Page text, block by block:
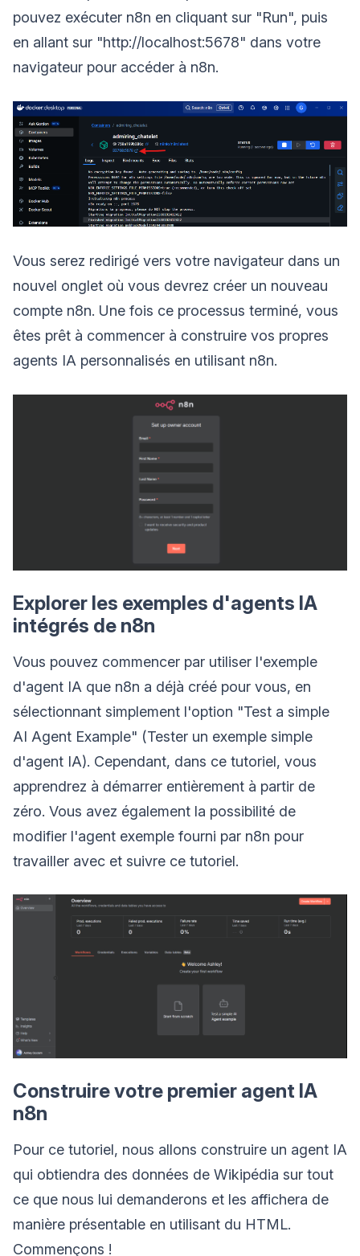
pouvez exécuter n8n en cliquant sur "Run", puis
en allant sur "http://localhost:5678" dans votre
navigateur pour accéder à n8n.
Vous serez redirigé vers votre navigateur dans un
nouvel onglet où vous devrez créer un nouveau
compte n8n. Une fois ce processus terminé, vous
êtes prêt à commencer à construire vos propres
agents IA personnalisés en utilisant n8n.
Explorer les exemples d'agents IA
intégrés de n8n
Vous pouvez commencer par utiliser l'exemple
d'agent IA que n8n a déjà créé pour vous, en
sélectionnant simplement l'option "Test a simple
AI Agent Example" (Tester un exemple simple
d'agent IA). Cependant, dans ce tutoriel, vous
apprendrez à démarrer entièrement à partir de
zéro. Vous avez également la possibilité de
modifier l'agent exemple fourni par n8n pour
travailler avec et suivre ce tutoriel.
Construire votre premier agent IA
n8n
Pour ce tutoriel, nous allons construire un agent IA
qui obtiendra des données de Wikipédia sur tout
ce que nous lui demanderons et les affichera de
manière présentable en utilisant du HTML.
Commençons !